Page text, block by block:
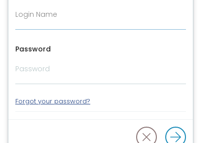
Password
Forgot your password?